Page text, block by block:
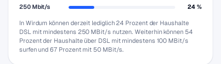
250 Mbit/s
24 %
In Wirdum können derzeit lediglich 24 Prozent der Haushalte
DSL mit mindestens 250 MBit/s nutzen. Weiterhin können 54
Prozent der Haushalte über DSL mit mindestens 100 MBit/s
surfen und 67 Prozent mit 50 MBit/s.